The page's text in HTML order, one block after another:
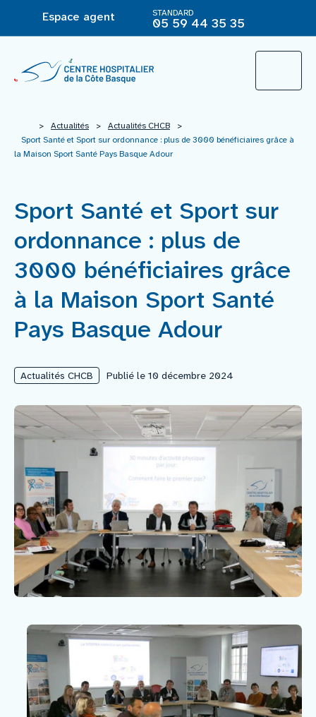
Espace agent STANDARD
05 59 44 35 35
L’Hôpital
Offre de soins
Agir pour ma santé
Vous êtes
Venir au CHCB
Espace agent
Faire un don
Contact
> Actualités > Actualités CHCB
>
Sport Santé et Sport sur ordonnance : plus de 3000 bénéficiaires grâce à
la Maison Sport Santé Pays Basque Adour
Sport Santé et Sport sur
ordonnance : plus de
3000 bénéficiaires grâce
à la Maison Sport Santé
Pays Basque Adour
Actualités CHCB Publié le 10 décembre 2024